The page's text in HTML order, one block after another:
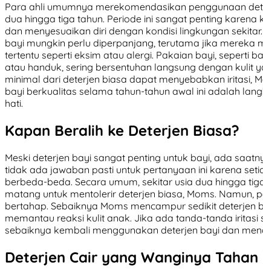
Para ahli umumnya merekomendasikan penggunaan
dua hingga tiga tahun. Periode ini sangat penting
dan menyesuaikan diri dengan kondisi lingkungan
bayi mungkin perlu diperpanjang, terutama jika mereka
tertentu seperti eksim atau alergi. Pakaian bayi, seperti
atau handuk, sering bersentuhan langsung dengan kulit
minimal dari deterjen biasa dapat menyebabkan iritasi,
bayi berkualitas selama tahun-tahun awal ini adalah
hati.
Kapan Beralih ke Deterjen Biasa?
Meski deterjen bayi sangat penting untuk bayi, ada
tidak ada jawaban pasti untuk pertanyaan ini karena
berbeda-beda. Secara umum, sekitar usia dua hingga
matang untuk mentolerir deterjen biasa, Moms. Namun,
bertahap. Sebaiknya Moms mencampur sedikit
memantau reaksi kulit anak. Jika ada tanda-tanda iritasi
sebaiknya kembali menggunakan deterjen bayi dan
Deterjen Cair yang Wanginya Tahan